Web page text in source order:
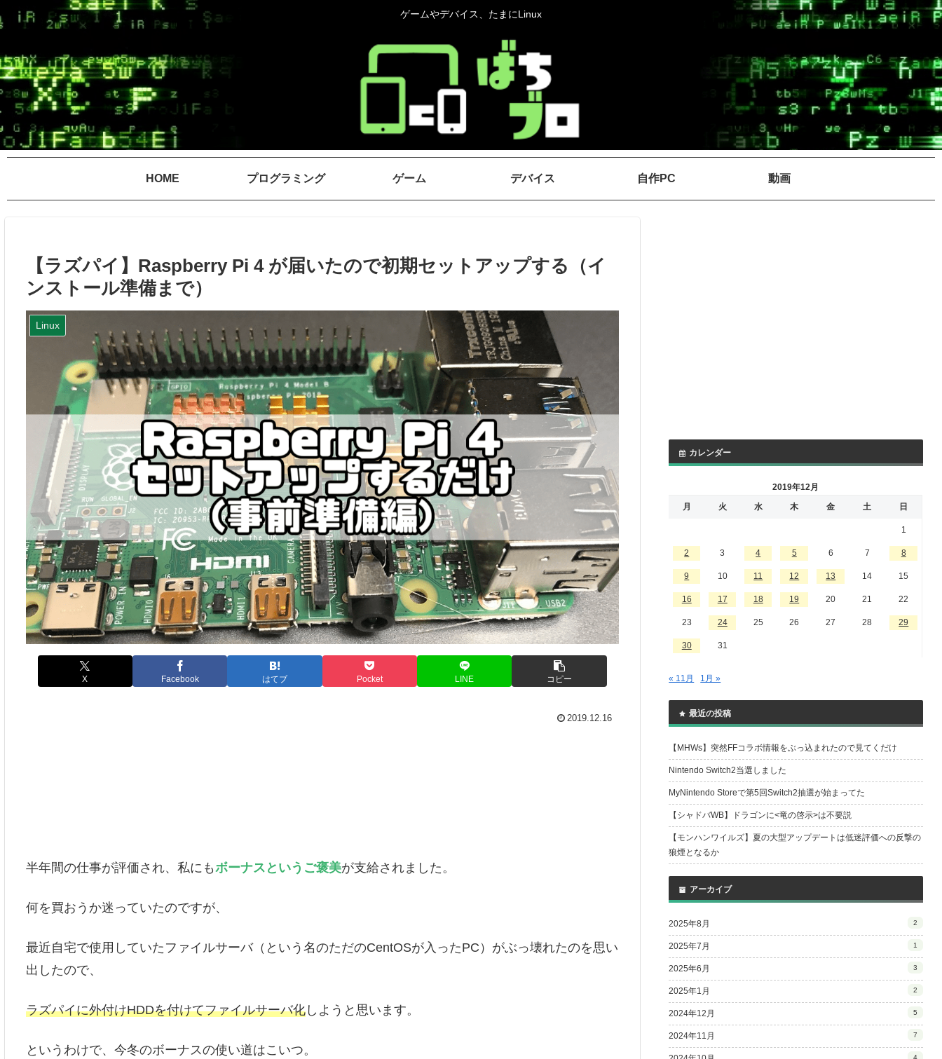
ゲームやデバイス、たまにLinux
HOME プログラミング ゲーム デバイス 自作PC 動画
【ラズパイ】Raspberry Pi 4 が届いたので初期セットアップする（イ
ンストール準備まで）
Linux
X Facebook はてブ Pocket LINE コピー
2019.12.16
半年間の仕事が評価され、私にもボーナスというご褒美が支給されました。
何を買おうか迷っていたのですが、
最近自宅で使用していたファイルサーバ（という名のただのCentOSが入ったPC）がぶっ壊れたのを思い
出したので、
ラズパイに外付けHDDを付けてファイルサーバ化しようと思います。
というわけで、今冬のボーナスの使い道はこいつ。
カレンダー
2019年12月
月
火 水 木 金 土 日
1
2 3 4 5 6 7 8
9 10 11 12 13 14 15
16 17 18 19 20 21 22
23 24 25 26 27 28 29
30 31
« 11月 1月 »
最近の投稿
【MHWs】突然FFコラボ情報をぶっ込まれたので見てくだけ
Nintendo Switch2当選しました
MyNintendo Storeで第5回Switch2抽選が始まってた
【シャドバWB】ドラゴンに<竜の啓示>は不要説
【モンハンワイルズ】夏の大型アップデートは低迷評価への反撃の
狼煙となるか
アーカイブ
2025年8月 2
2025年7月 1
2025年6月 3
2025年1月 2
2024年12月 5
2024年11月 7
4